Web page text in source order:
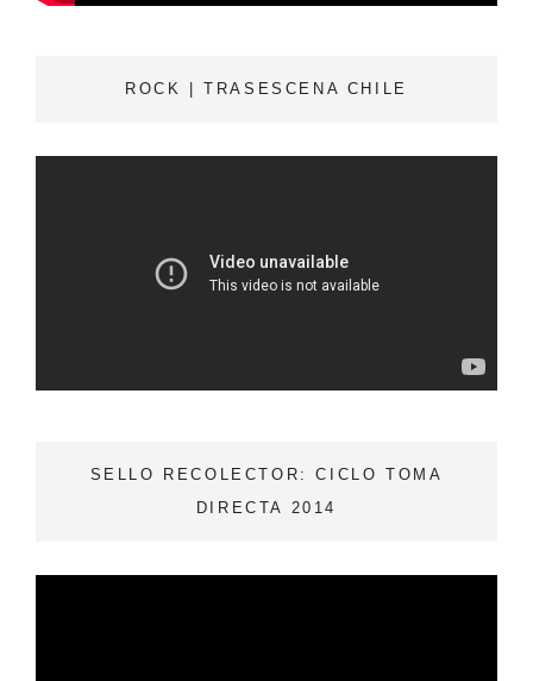
ROCK | TRASESCENA CHILE
SELLO RECOLECTOR: CICLO TOMA
DIRECTA 2014